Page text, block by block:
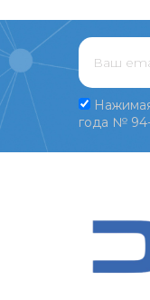
года №